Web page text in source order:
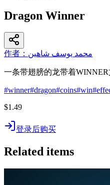
Dragon Winner
作者：محمد يوسف شاهين
一条带翅膀的龙带着WINNER
#winner#dragon#coins#win#
$1.49
登录后购买
Related items